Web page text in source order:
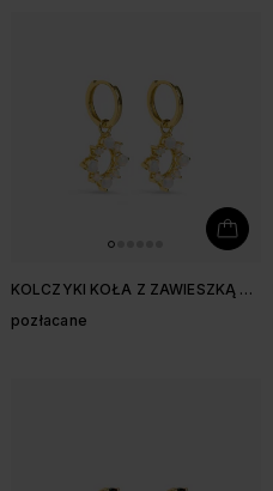
KOLCZYKI KOŁA Z ZAWIESZKĄ Z
CYRKONIAMI
pozłacane